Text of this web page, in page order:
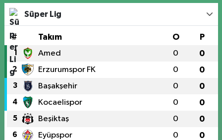
Süper Lig
# Takım O P
1 Amed 0 0
2 Erzurumspor FK 0 0
3 Başakşehir 0 0
4 Kocaelispor 0 0
5 Beşiktaş 0 0
6 Eyüpspor 0 0